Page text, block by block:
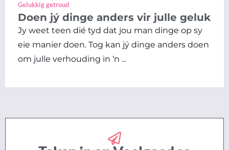
Gelukkig getroud
Doen jý dinge anders vir julle geluk
Jy weet teen dié tyd dat jou man dinge op sy
eie manier doen. Tog kan jý dinge anders doen
om julle verhouding in ‘n ...